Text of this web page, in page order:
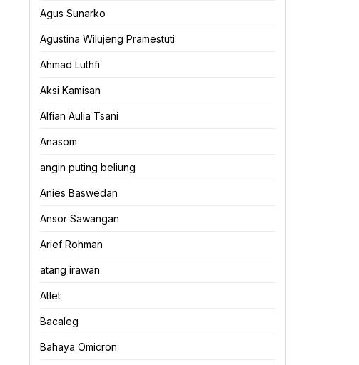
Agus Sunarko
Agustina Wilujeng Pramestuti
Ahmad Luthfi
Aksi Kamisan
Alfian Aulia Tsani
Anasom
angin puting beliung
Anies Baswedan
Ansor Sawangan
Arief Rohman
atang irawan
Atlet
Bacaleg
Bahaya Omicron